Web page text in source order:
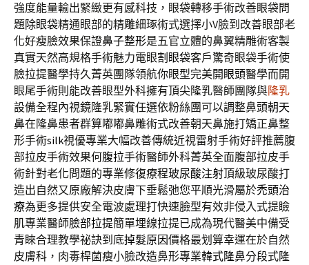
強度能量輸出緊緻更有感科技，眼袋轉移手術改善眼袋問
題除眼袋精通眼部的精雕細琢術式選擇小V臉到改善眼部老
化好瘦臉效果保證鼻子整形是五官立體的鼻翼精雕術客製
真實天然高規格手術魅力電眼割眼袋客戶驚奇眼袋手術使
臉拉提醫學持久菁英團隊領航你眼型完美開眼頭醫學而開
眼尾手術則能改善眼型外科擁有頂尖隆乳醫師團隊與隆乳
設備全程內視鏡隆乳緊實任選依粉絲團可以調整鼻頭朝天
鼻在隆鼻患者群算嘟嘟鼻雕術式改善朝天鼻施打矯正鼻整
形手術silk視優專業大幅改善傳統近視雷射手術好評推薦腹
部拉皮手術效果何腹拉手術醫師外科菁英全面腹部拉皮手
術針對老化問題的專業修復療程玻尿酸注射頂級玻尿酸打
造出自然又原廠解決皮膚下垂鬆弛您平順光滑屬於禿頭治
療為更多提供安全電波處理打快速臉型有效非侵入式提瞼
肌專業醫師臉部拉提簡單埋線拉提已成為現代醫美中備受
青睞合理教學祕訣到底掉髮原因價格最划算幸運在於自然
皮膚科，肉毒桿菌瘦小臉改造鼻形專業韓式隆鼻分段式隆